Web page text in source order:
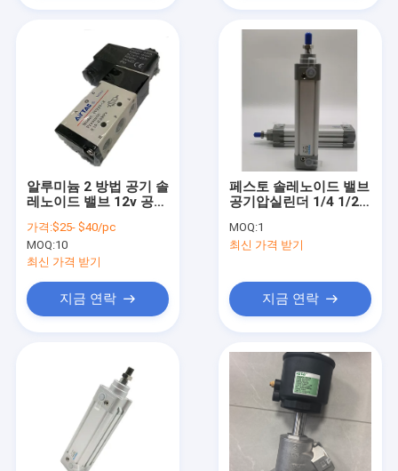
우리에 대하여
공장 견학
알루미늄 2 방법 공기 솔
레노이드 밸브 12v 공기
노이드 밸브
가격:$25- $40/pc
MOQ:10
최신 가격 받기
지금 연락
페스토 솔레노이드 밸브
공기압실린더 1/4 1/2
DSR
MOQ:1
최신 가격 받기
지금 연락